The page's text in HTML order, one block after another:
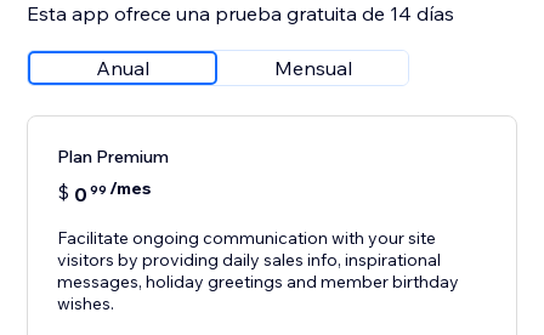
Esta app ofrece una prueba gratuita de 14 días
Anual Mensual
Plan Premium
$ 0 99 /mes
Facilitate ongoing communication with your site
visitors by providing daily sales info, inspirational
messages, holiday greetings and member birthday
wishes.